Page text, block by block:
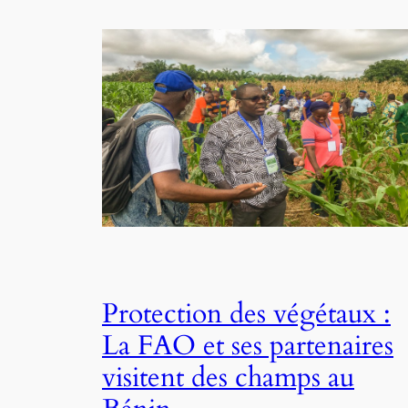
Protection des végétaux :
La FAO et ses partenaires
visitent des champs au